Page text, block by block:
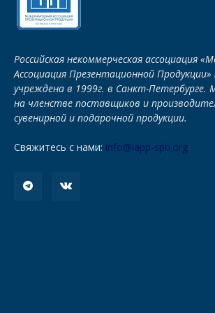
Российская некоммерческая ассоциация
Ассоциация Презентационной
учреждена в 1999г. в Санкт-Петербурге.
на членстве поставщиков и
сувенирной и подарочной продукции.
Свяжитесь с нами: info@iapp-spb.org